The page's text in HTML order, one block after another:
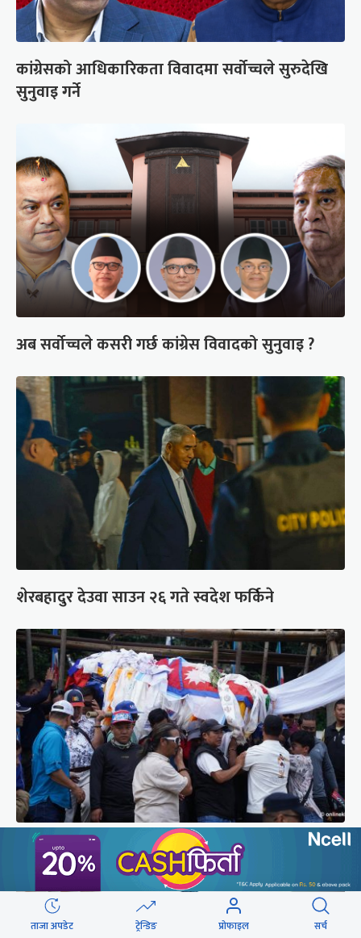
कांग्रेसको आधिकारिकता विवादमा सर्वोच्चले सुरुदेखि
सुनुवाइ गर्ने
अब सर्वोच्चले कसरी गर्छ कांग्रेस विवादको सुनुवाइ ?
शेरबहादुर देउवा साउन २६ गते स्वदेश फर्किने
पर्वतारोही पुरबहादुर गुरुङको अन्त्येष्टि (तस्वीरहरू)
ताजा अपडेट ट्रेन्डिङ प्रोफाइल सर्च